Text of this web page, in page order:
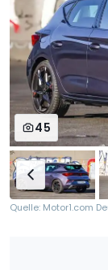
45
Quelle: Motor1.com